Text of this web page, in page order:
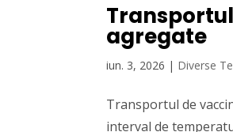
agregate
iun. 3, 2026 | Diverse
Transportul de
interval de